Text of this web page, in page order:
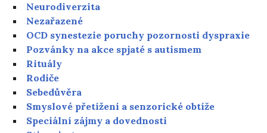
Neurodiverzita
Nezařazené
OCD synestezie poruchy pozornosti dyspraxie
Pozvánky na akce spjaté s autismem
Rituály
Rodiče
Sebedůvěra
Smyslové přetížení a senzorické obtíže
Speciální zájmy a dovednosti